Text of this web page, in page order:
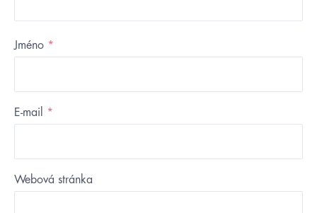
Jméno *
E-mail *
Webová stránka